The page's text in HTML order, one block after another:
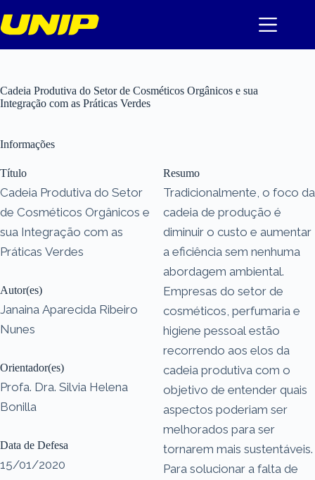
para
o
Cadeia Produtiva do Setor de Cosméticos Orgânicos e sua
Integração com as Práticas Verdes
Informações
Título
Cadeia Produtiva do Setor
de Cosméticos Orgânicos e
sua Integração com as
Práticas Verdes
Autor(es)
Janaina Aparecida Ribeiro
Nunes
Orientador(es)
Profa. Dra. Silvia Helena
Bonilla
Data de Defesa
15/01/2020
Resumo
Tradicionalmente, o foco da
cadeia de produção é
diminuir o custo e aumentar
a eficiência sem nenhuma
abordagem ambiental.
Empresas do setor de
cosméticos, perfumaria e
higiene pessoal estão
recorrendo aos elos da
cadeia produtiva com o
objetivo de entender quais
aspectos poderiam ser
melhorados para ser
tornarem mais sustentáveis.
Para solucionar a falta de